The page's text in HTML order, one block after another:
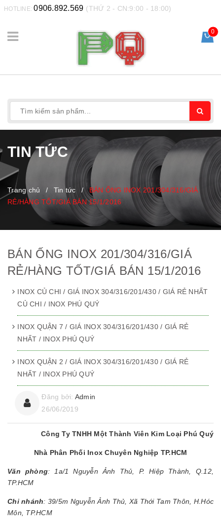
HOTLINE:0906.892.569 (THỨ 2 - CN:9:00 - 18:00)
0
TIN TỨC
Trang chủ / Tin tức /
BÁN ỐNG INOX 201/304/316/GIÁ
RẺ/HÀNG TỐT/GIÁ BÁN 15/1/2016
BÁN ỐNG INOX 201/304/316/GIÁ
RẺ/HÀNG TỐT/GIÁ BÁN 15/1/2016
INOX CỦ CHI / GIÁ INOX 304/316/201/430 / GIÁ RẺ NHẤT
CỦ CHI / INOX PHÚ QUÝ
INOX QUẬN 7 / GIÁ INOX 304/316/201/430 / GIÁ RẺ
NHẤT / INOX PHÚ QUÝ
INOX QUẬN 2 / GIÁ INOX 304/316/201/430 / GIÁ RẺ
NHẤT / INOX PHÚ QUÝ
Đăng bởi: Admin
26/06/2019
Công Ty TNHH Một Thành Viên Kim Loại Phú Quý
Nhà Phân Phối Inox Chuyên Nghiệp TP.HCM
Văn phòng: 1a/1 Nguyễn Ảnh Thủ, P. Hiệp Thành, Q.12,
TP.HCM
Chi nhánh: 39/5m Nguyễn Ảnh Thủ, Xã Thới Tam Thôn, H.Hóc
Môn, TP.HCM